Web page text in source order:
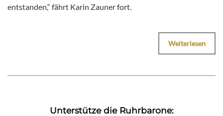
entstanden,“ fährt Karin Zauner fort.
Weiterlesen
Unterstütze die Ruhrbarone: